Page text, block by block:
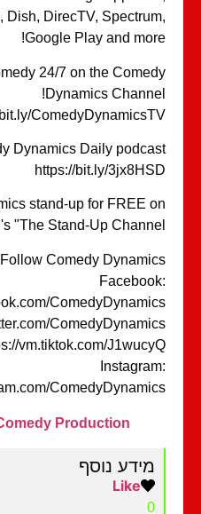
Video, Dish, DirecTV,
Google Play and
Comedy 24/7 on the
Dynamics
https://bit.ly/
Dynamics Daily
https://bit.ly/
Dynamics stand-up for FREE
"The Stand-Up
Follow Comedy
https://vm.tiktok.com/
Comedy Production
מידע נוסף